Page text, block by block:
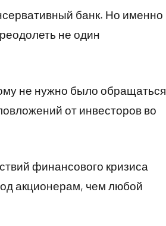
банк. Но именно
не один
не нужно было обращаться
от инвесторов во
финансового кризиса
акционерам, чем любой